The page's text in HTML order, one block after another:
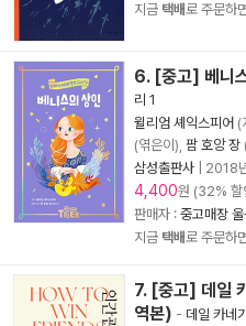
지금 택배로 주문하
6. [중고] 베니
리 1
윌리엄 셰익스피어 (
(엮은이), 팜 호앙 장
삼성출판사
2018
4,400원 (32% 할
판매자 : 중고매장 울
지금 택배로 주문하
7. [중고] 데일
역본) - 데일 카네